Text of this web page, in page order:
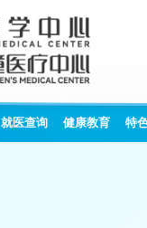
就医查询 健康教育 特